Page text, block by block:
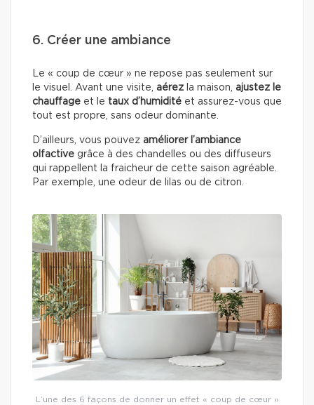
6. Créer une ambiance
Le « coup de cœur » ne repose pas seulement sur
le visuel. Avant une visite, aérez la maison, ajustez le
chauffage et le taux d’humidité et assurez-vous que
tout est propre, sans odeur dominante.
D’ailleurs, vous pouvez améliorer l’ambiance
olfactive grâce à des chandelles ou des diffuseurs
qui rappellent la fraicheur de cette saison agréable.
Par exemple, une odeur de lilas ou de citron.
L’une des 6 façons de donner un effet « coup de cœur »